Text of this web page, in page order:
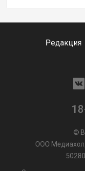
Редакция
©
ООО